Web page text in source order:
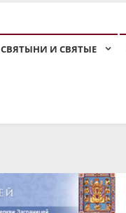
СВЯТЫНИ И СВЯТЫЕ